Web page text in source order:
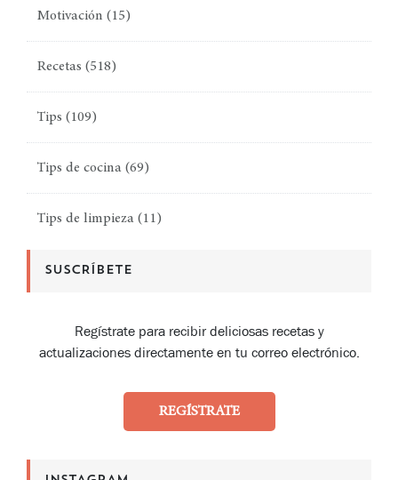
Motivación (15)
Recetas (518)
Tips (109)
Tips de cocina (69)
Tips de limpieza (11)
SUSCRÍBETE
Regístrate para recibir deliciosas recetas y
actualizaciones directamente en tu correo electrónico.
REGÍSTRATE